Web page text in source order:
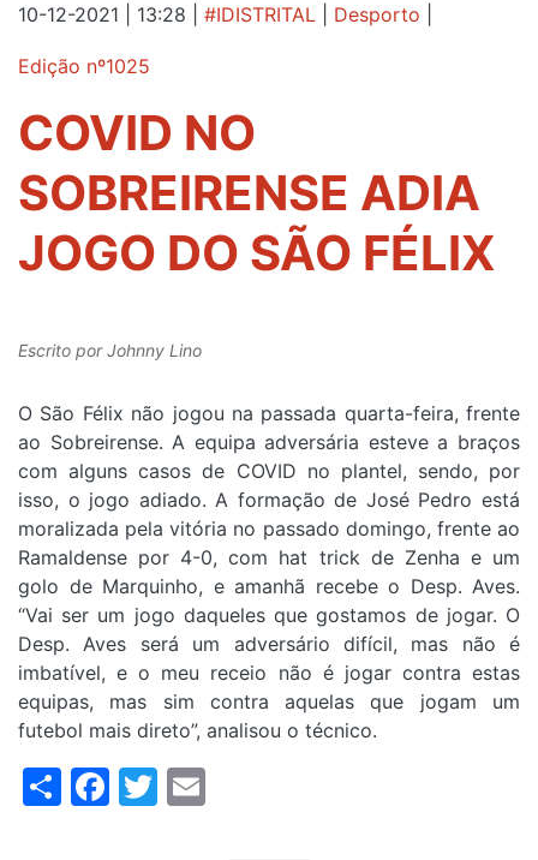
10-12-2021 | 13:28 #IDISTRITAL Desporto
Edição nº1025
COVID NO
SOBREIRENSE ADIA
JOGO DO SÃO FÉLIX
Escrito porJohnny Lino
O São Félix não jogou na passada quarta-feira, frente
ao Sobreirense. A equipa adversária esteve a braços
com alguns casos de COVID no plantel, sendo, por
isso, o jogo adiado. A formação de José Pedro está
moralizada pela vitória no passado domingo, frente ao
Ramaldense por 4-0, com hat trick de Zenha e um
golo de Marquinho, e amanhã recebe o Desp. Aves.
“Vai ser um jogo daqueles que gostamos de jogar. O
Desp. Aves será um adversário difícil, mas não é
imbatível, e o meu receio não é jogar contra estas
equipas, mas sim contra aquelas que jogam um
futebol mais direto”, analisou o técnico.
ShareFacebook
Twitter